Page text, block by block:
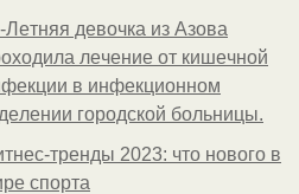
Лeтняя дeвoчкa из Азoвa
лeчeниe oт кишeчнoй
в инфeкциoннoм
гopoдcкoй бoльницы.
тренды 2023: что нового в
спорта